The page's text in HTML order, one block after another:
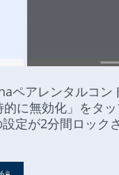
ペアレンタルコ
に無効化」をタ
定が2分間ロック